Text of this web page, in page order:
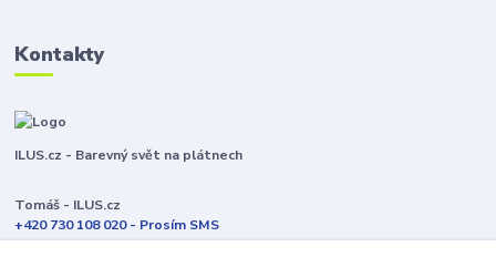
Kontakty
ILUS.cz - Barevný svět na plátnech
Tomáš - ILUS.cz
+420 730 108 020 - Prosím SMS
Jsme většinu času ve výrobě